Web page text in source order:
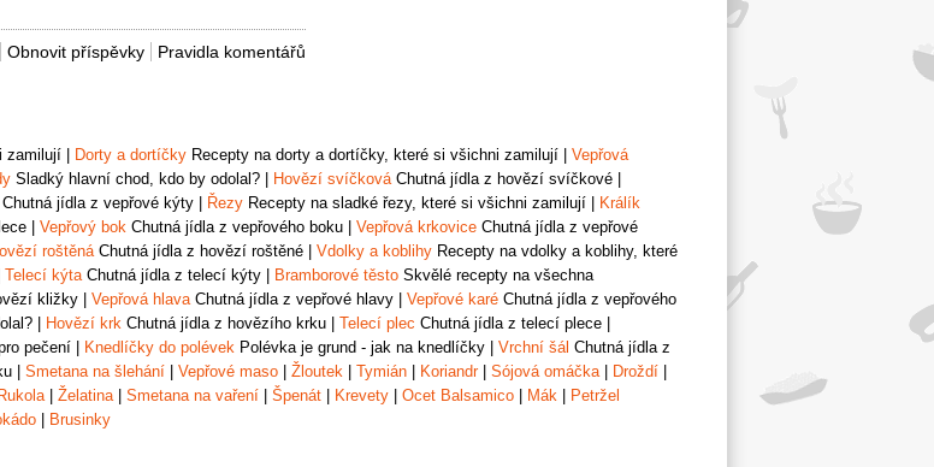
Pravidla komentářů
Obnovit příspěvky
zamilují Dorty a dortíčky Recepty na dorty a dortíčky, které si všichni zamilují
Vepřová
Sladký hlavní chod, kdo by odolal? Hovězí svíčkováChutná jídla z hovězí svíčkové
jídla z vepřové kýty Řezy Recepty na sladké řezy, které si všichni zamilují
Králík
Vepřový bok Chutná jídla z vepřového boku Vepřová krkovice Chutná jídla z vepřové
roštěnáChutná jídla z hovězí roštěné Vdolky a koblihy Recepty na vdolky a koblihy, které
Telecí kýtaChutná jídla z telecí kýty Bramborové těsto Skvělé recepty na všechna
kližky Vepřová hlavaChutná jídla z vepřové hlavy Vepřové karé Chutná jídla z vepřového
Hovězí krk Chutná jídla z hovězího krku Telecí plec Chutná jídla z telecí plece
pečení Knedlíčky do polévek Polévka je grund - jak na knedlíčky Vrchní šál Chutná jídla z
Smetana na šlehání Vepřové maso Žloutek Tymián Koriandr| Sójová omáčka| Droždí
Rukola| Želatina| Smetana na vaření Špenát Krevety Ocet Balsamico Mák
Petržel
Brusinky